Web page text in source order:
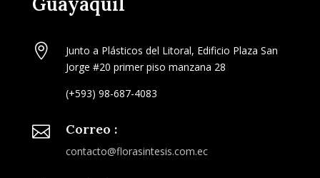

Junto a Plásticos del Litoral, Edificio Plaza San
Jorge #20 primer piso manzana 28
(+593) 98-687-4083
 Correo :
contacto@florasintesis.com.ec